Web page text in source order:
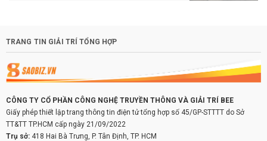
TRANG TIN GIẢI TRÍ TỔNG HỢP
CÔNG TY CỔ PHẦN CÔNG NGHỆ TRUYỀN THÔNG VÀ GIẢI TRÍ BEE
Giấy phép thiết lập trang thông tin điện tử tổng hợp số 45/GP-STTTT do Sở
TT&TT TP.HCM cấp ngày 21/09/2022
Trụ sở: 418 Hai Bà Trưng, P. Tân Định, TP. HCM